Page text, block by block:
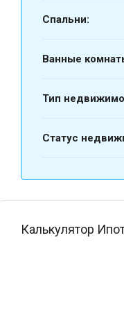
Спальни:
Ванные
Тип
Статус
Калькулятор